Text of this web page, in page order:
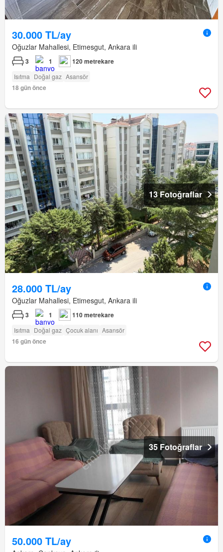
30.000 TL/ay
Oğuzlar Mahallesi, Etimesgut, Ankara ili
3 1 120 metrekare
Isıtma Doğal gaz Asansör
18 gün önce
13 Fotoğraflar
28.000 TL/ay
Oğuzlar Mahallesi, Etimesgut, Ankara ili
3 1 110 metrekare
Isıtma Doğal gaz Çocuk alanı Asansör
16 gün önce
35 Fotoğraflar
50.000 TL/ay